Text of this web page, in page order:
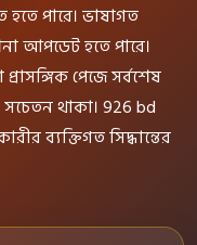
হতে পারে। ভাষাগত
আপডেট হতে পারে।
পেজে সর্বশেষ
সচেতন থাকা। 926 bd
ব্যক্তিগত সিদ্ধান্তের